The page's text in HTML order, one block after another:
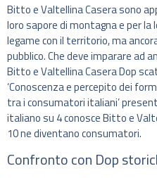
Bitto e Valtellina Casera sono
loro sapore di montagna e per
legame con il territorio, ma
pubblico. Che deve imparare ad
Bitto e Valtellina Casera Dop
‘Conoscenza e percepito dei
tra i consumatori italiani’
italiano su 4 conosce Bitto e
10 ne diventano consumatori.
Confronto con Dop